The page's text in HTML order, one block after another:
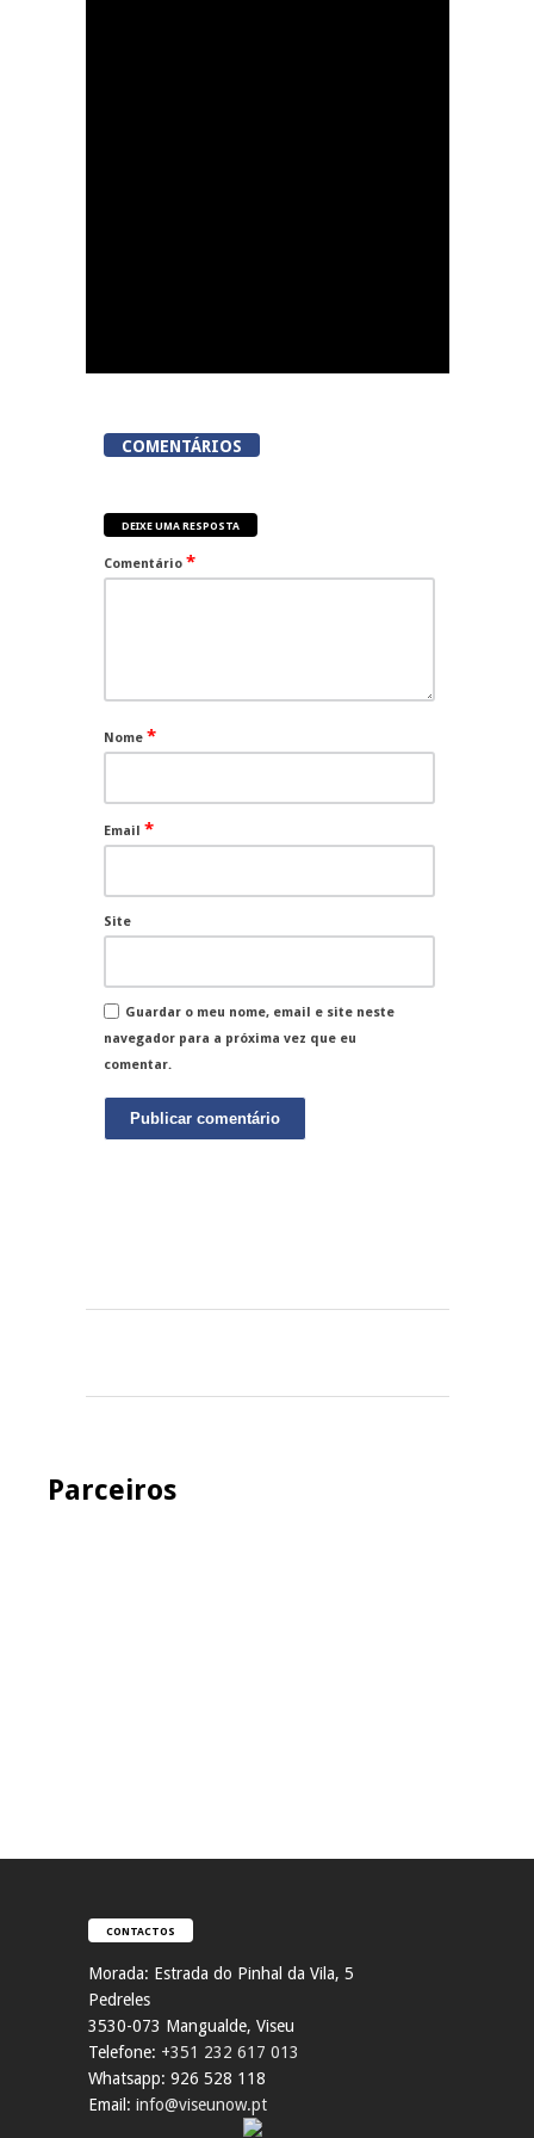
COMENTÁRIOS
DEIXE UMA RESPOSTA
Comentário *
Nome *
Email *
Site
Guardar o meu nome, email e site neste
navegador para a próxima vez que eu
comentar.
Parceiros
CONTACTOS
Morada: Estrada do Pinhal da Vila, 5
Pedreles
3530-073 Mangualde, Viseu
Telefone: +351 232 617 013
Whatsapp: 926 528 118
Email: info@viseunow.pt